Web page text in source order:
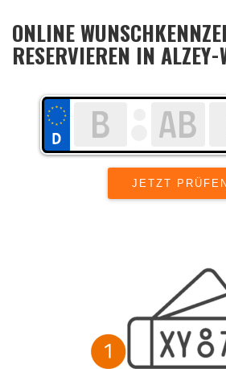
ONLINE
RESERVIEREN IN ALZEY-